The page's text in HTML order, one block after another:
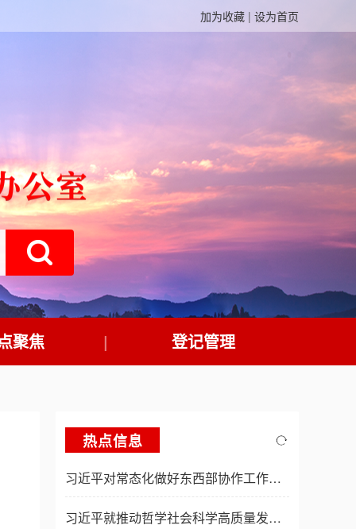
加为收藏 | 设为首页
聚焦 登记管理
热点信息
习近平对常态化做好东西部协作工作作出重要指示
习近平就推动哲学社会科学高质量发展作出重要指示